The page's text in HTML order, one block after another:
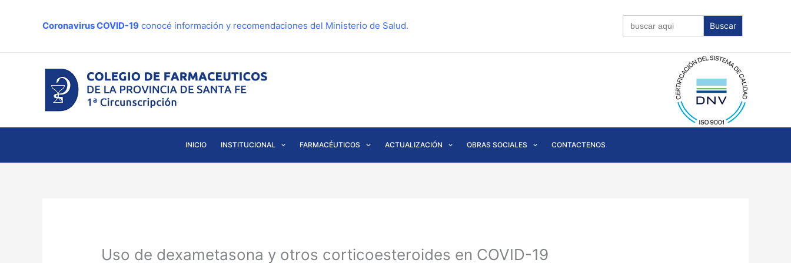
Coronavirus COVID-19 conocé información y recomendaciones del Ministerio de Salud.
Buscar:
INICIO INSTITUCIONAL FARMACÉUTICOS ACTUALIZACIÓN OBRAS SOCIALES CONTACTENOS
Uso de dexametasona y otros corticoesteroides en COVID-19